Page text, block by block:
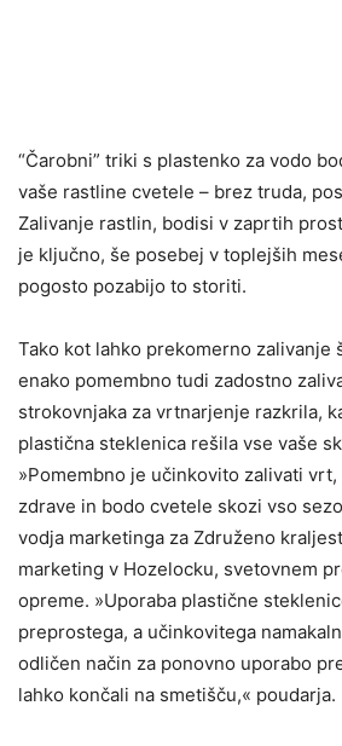
“Čarobni” triki s plastenko za vodo
vaše rastline cvetele – brez truda,
Zalivanje rastlin, bodisi v zaprtih
je ključno, še posebej v toplejših
pogosto pozabijo to storiti.
Tako kot lahko prekomerno zalivanje
enako pomembno tudi zadostno
strokovnjaka za vrtnarjenje razkrila,
plastična steklenica rešila vse vaše
»Pomembno je učinkovito zalivati
zdrave in bodo cvetele skozi vso
vodja marketinga za Združeno
marketing v Hozelocku, svetovnem
opreme. »Uporaba plastične
preprostega, a učinkovitega
odličen način za ponovno uporabo
lahko končali na smetišču,« poudarja.